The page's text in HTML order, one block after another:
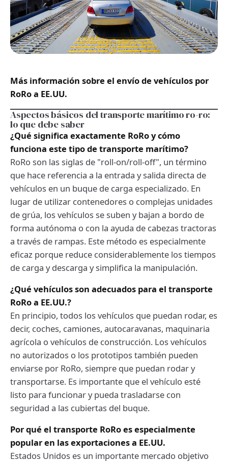
Más información sobre el envío de vehículos por
RoRo a EE.UU.
Aspectos básicos del transporte marítimo ro-ro:
lo que debe saber
¿Qué significa exactamente RoRo y cómo
funciona este tipo de transporte marítimo?
RoRo son las siglas de "roll-on/roll-off", un término
que hace referencia a la entrada y salida directa de
vehículos en un buque de carga especializado. En
lugar de utilizar contenedores o complejas unidades
de grúa, los vehículos se suben y bajan a bordo de
forma autónoma o con la ayuda de cabezas tractoras
a través de rampas. Este método es especialmente
eficaz porque reduce considerablemente los tiempos
de carga y descarga y simplifica la manipulación.
¿Qué vehículos son adecuados para el transporte
RoRo a EE.UU.?
En principio, todos los vehículos que puedan rodar, es
decir, coches, camiones, autocaravanas, maquinaria
agrícola o vehículos de construcción. Los vehículos
no autorizados o los prototipos también pueden
enviarse por RoRo, siempre que puedan rodar y
transportarse. Es importante que el vehículo esté
listo para funcionar y pueda trasladarse con
seguridad a las cubiertas del buque.
Por qué el transporte RoRo es especialmente
popular en las exportaciones a EE.UU.
Estados Unidos es un importante mercado objetivo